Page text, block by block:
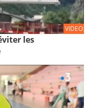
VIDEO
les